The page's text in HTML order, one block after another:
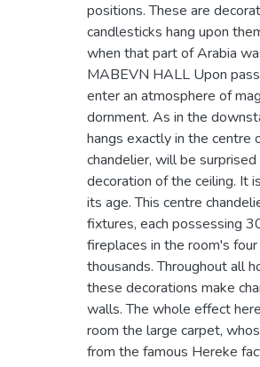
positions. These are
candlesticks hang upon
when that part of Arabia
MABEVN HALL Upon
enter an atmosphere of
dornment. As in the
hangs exactly in the centre
chandelier, will be
decoration of the ceiling. It
its age. This centre
fixtures, each possessing
fireplaces in the room's
thousands. Throughout all
these decorations make
walls. The whole effect
room the large carpet,
from the famous Hereke